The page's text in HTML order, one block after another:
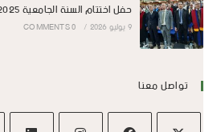
حفل اختتام السنة الجامعية 2026/2025
9 يوليو 2026 /
0 COMMENTS
تواصل معنا